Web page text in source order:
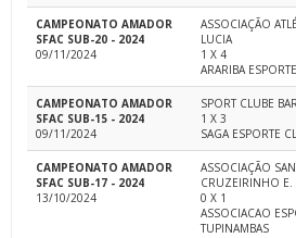
CAMPEONATO AMADOR
SFAC SUB-20 - 2024
09/11/2024
ASSOCIAÇÃO
LUCIA
1 X 4
ARARIBA
CAMPEONATO AMADOR
SFAC SUB-15 - 2024
09/11/2024
SPORT CLUBE
1 X 3
SAGA ESPORTE
CAMPEONATO AMADOR
SFAC SUB-17 - 2024
13/10/2024
ASSOCIAÇÃO
CRUZEIRINHO E.
0 X 1
ASSOCIACAO
TUPINAMBAS